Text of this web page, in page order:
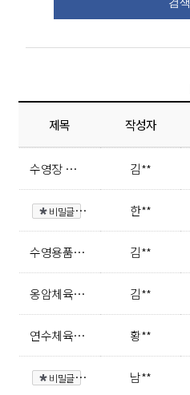
제목 작성자
수영장 문신 출입 제한 김**
비
밀글연수행복체육센터
한**
수영용품 사용기준 및 안내체계 개선 요청 김**
옹암체육센터 수영장 수영용품 사용 기준 개선 및 레인별 안내 표시 제안 김**
연수체육공원 내 장비비치요구합니다. 황**
비
밀글연수행복센터 운영관
남**